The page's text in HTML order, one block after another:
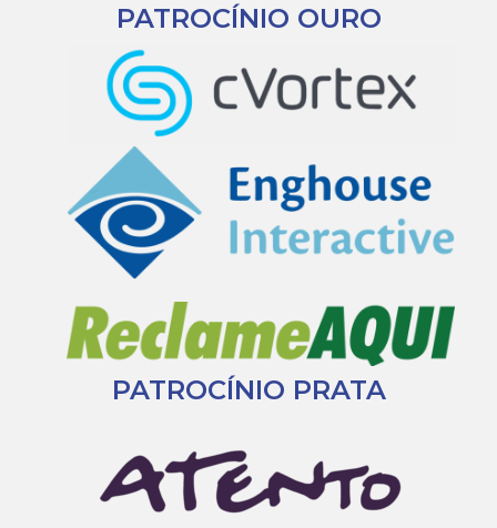
PATROCÍNIO OURO
PATROCÍNIO PRATA